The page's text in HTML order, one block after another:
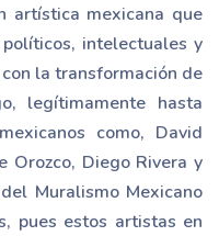
artística mexicana que
intelectuales y
la transformación de
legítimamente hasta
como, David
Orozco, Diego Rivera y
Muralismo Mexicano
pues estos artistas en